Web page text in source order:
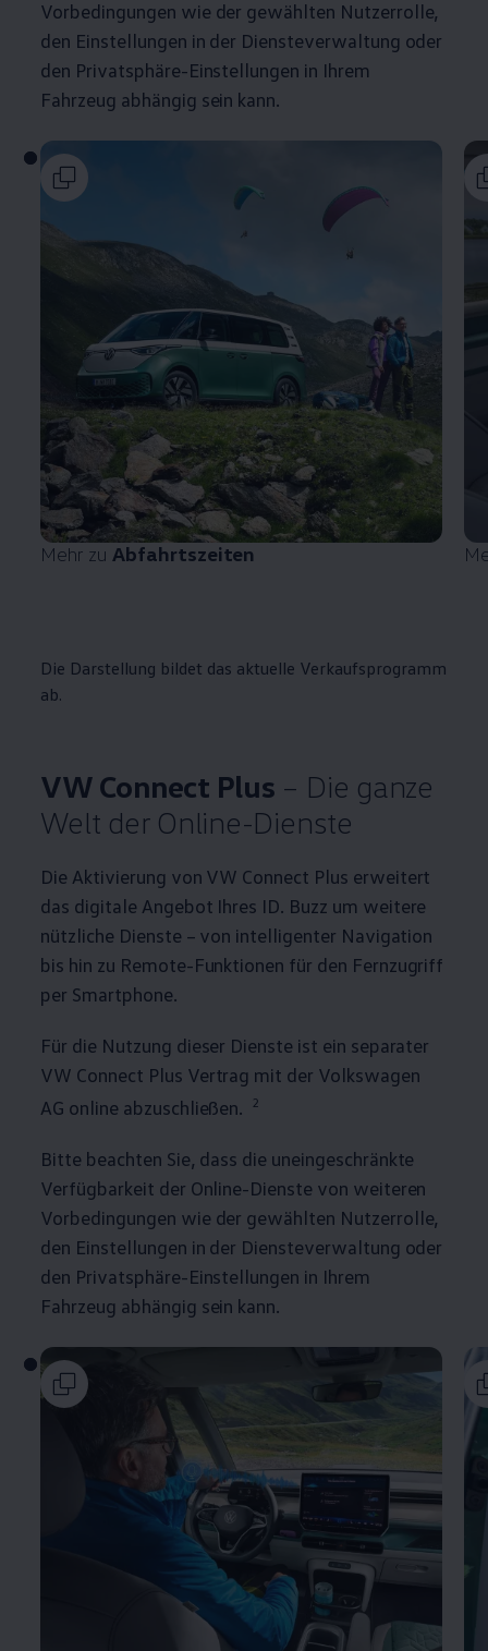
Vorbedingungen wie der gewählten Nutzerrolle,
den Einstellungen in der Diensteverwaltung oder
den Privatsphäre-Einstellungen in Ihrem
Fahrzeug abhängig sein kann.
Mehr zu Abfahrtszeiten
Die Darstellung bildet das aktuelle Verkaufsprogramm
ab.
VW Connect Plus – Die ganze
Welt der Online-Dienste
Die Aktivierung von VW Connect Plus erweitert
das digitale Angebot Ihres ID. Buzz um weitere
nützliche Dienste – von intelligenter Navigation
bis hin zu Remote-Funktionen für den Fernzugriff
per Smartphone.
Für die Nutzung dieser Dienste ist ein separater
VW Connect Plus Vertrag mit der Volkswagen
AG online abzuschließen.
2
Bitte beachten Sie, dass die uneingeschränkte
Verfügbarkeit der Online-Dienste von weiteren
Vorbedingungen wie der gewählten Nutzerrolle,
den Einstellungen in der Diensteverwaltung oder
den Privatsphäre-Einstellungen in Ihrem
Fahrzeug abhängig sein kann.